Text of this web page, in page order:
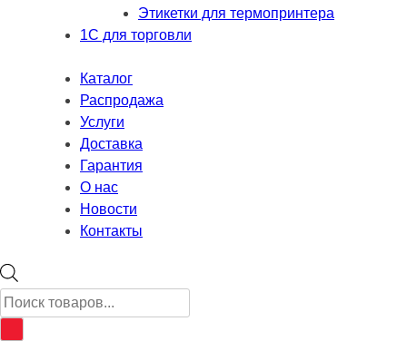
Этикетки для термопринтера
1С для торговли
Каталог
Распродажа
Услуги
Доставка
Гарантия
О нас
Новости
Контакты
Поиск
товаров